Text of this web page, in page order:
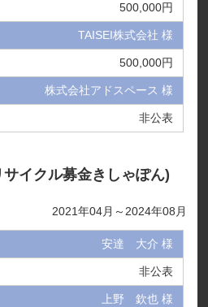
500,000円
TAISEI株式会社 様
500,000円
株式会社アドスペース 様
非公表
イクル募金きしゃぽん)
2021年04月～2024年08月
安達 大介 様
非公表
上野 欽也 様